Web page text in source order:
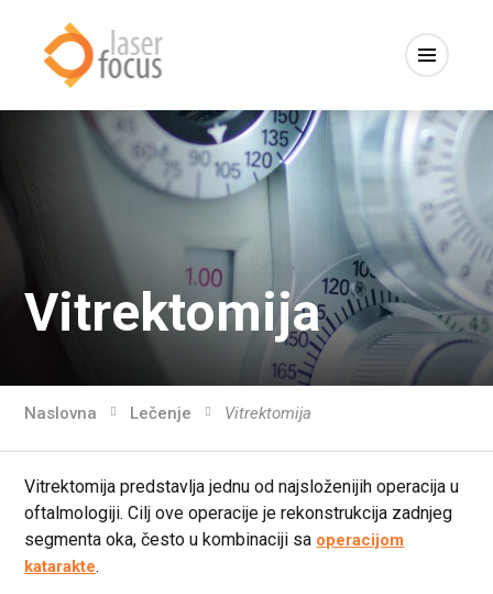
Vitrektomija
Naslovna Lečenje Vitrektomija
Vitrektomija predstavlja jednu od najsloženijih operacija u
oftalmologiji. Cilj ove operacije je rekonstrukcija zadnjeg
segmenta oka, često u kombinaciji sa operacijom
katarakte.